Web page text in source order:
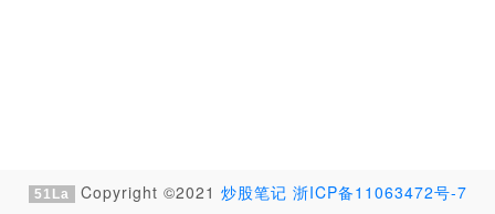
51La Copyright ©2021 炒股笔记 浙ICP备11063472号-7